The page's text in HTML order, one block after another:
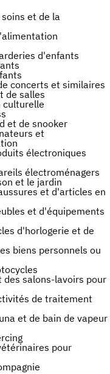
et de la
d'enfants
concerts et similaires
de salles
culturelle
et de snooker
et
électroniques
électroménagers
et le jardin
et d'articles en
et d'équipements
d'horlogerie et de
biens personnels ou
salons-lavoirs pour
de traitement
et de bain de vapeur
pour